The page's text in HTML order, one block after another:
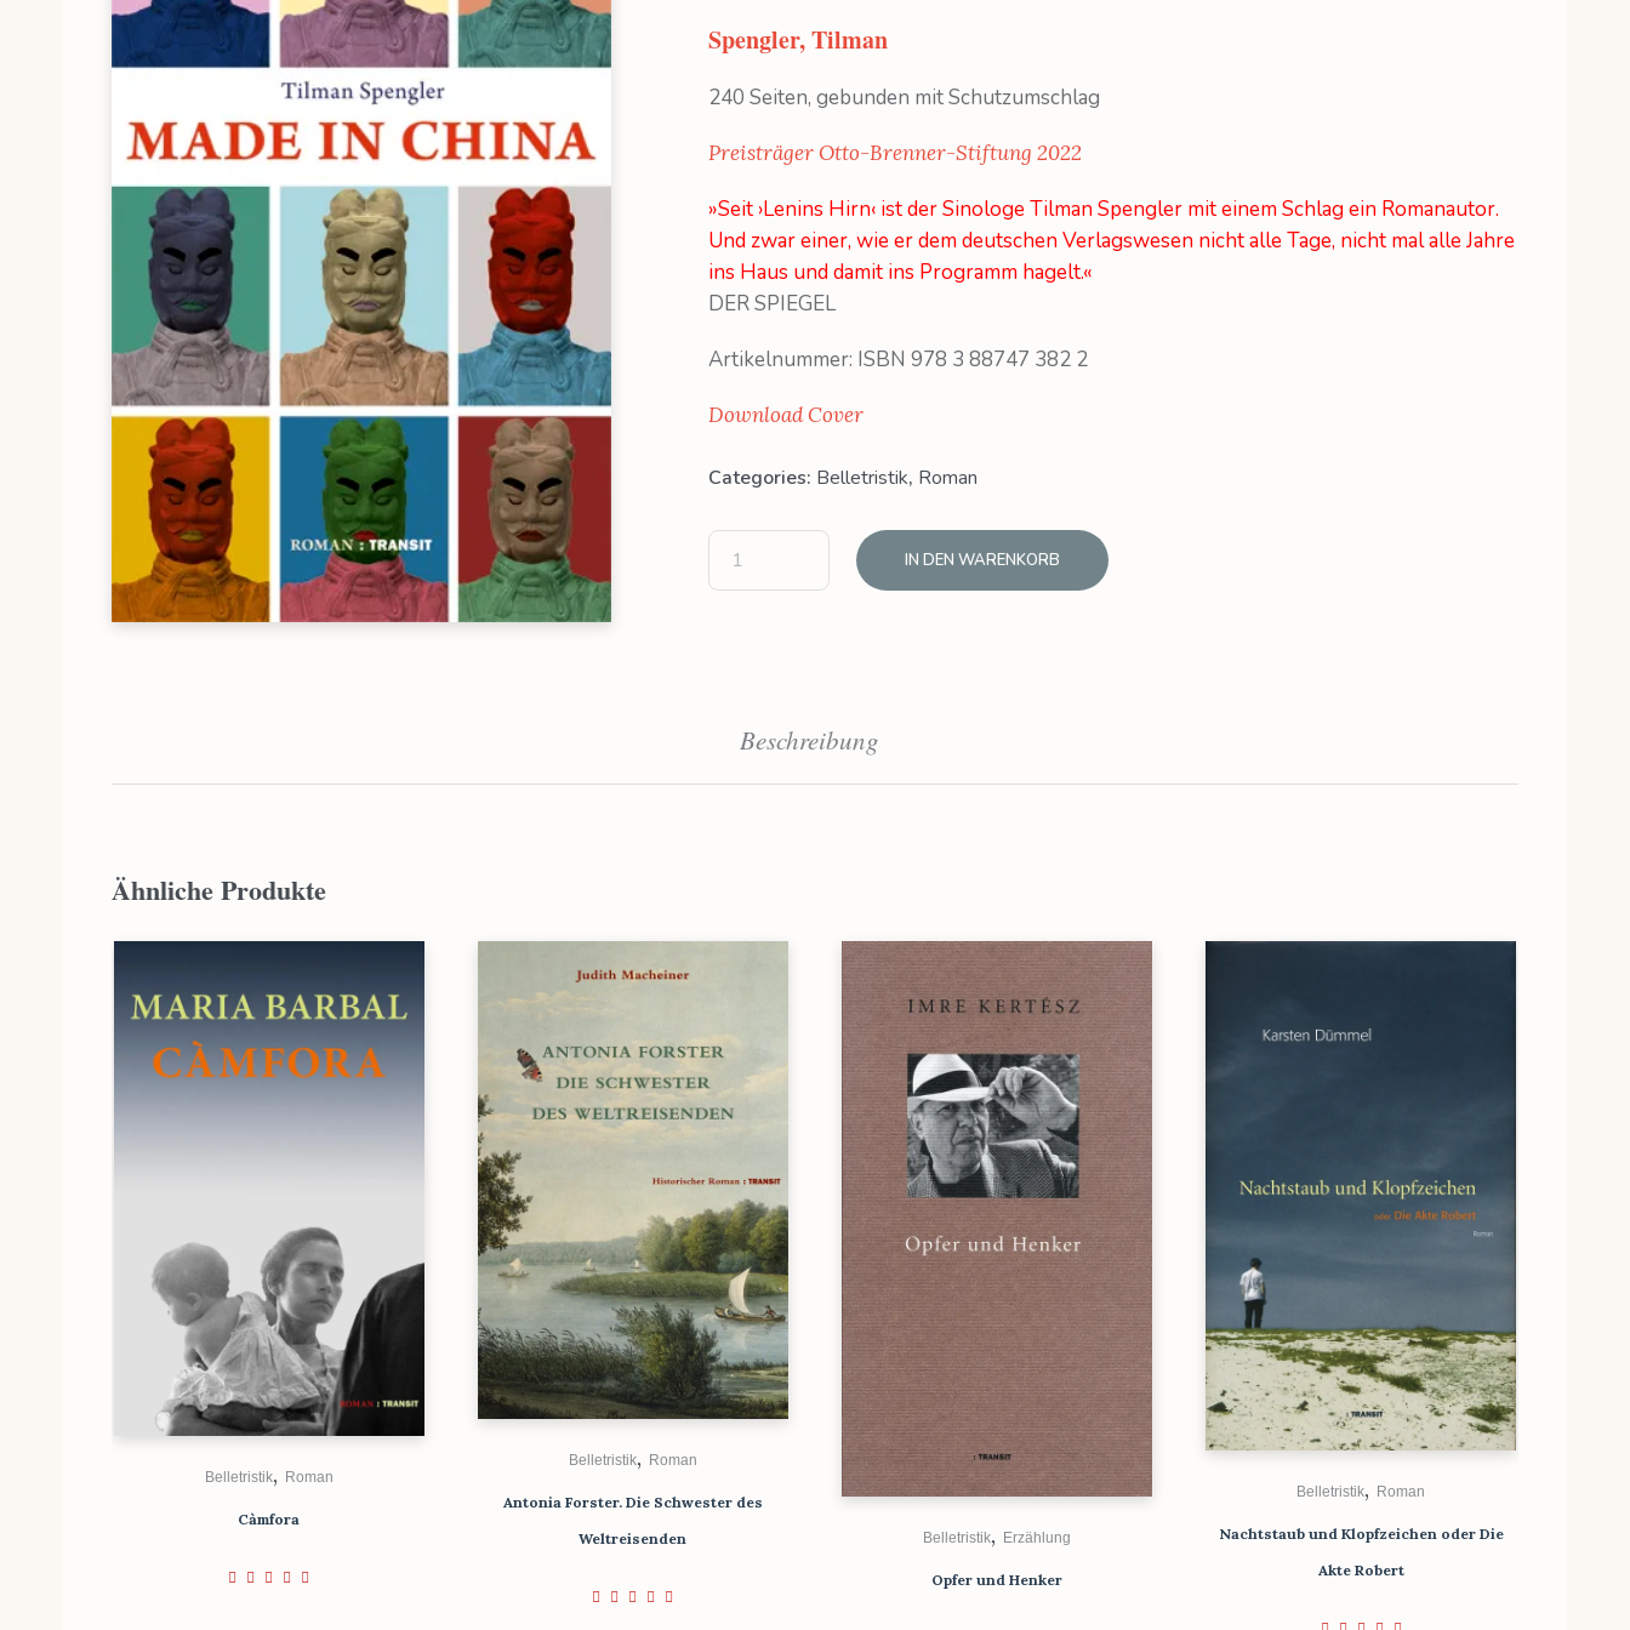
Spengler, Tilman
240 Seiten, gebunden mit Schutzumschlag
Preisträger Otto-Brenner-Stiftung 2022
»Seit ›Lenins Hirn‹ ist der Sinologe Tilman Spengler mit einem Schlag ein Romanautor.
Und zwar einer, wie er dem deutschen Verlagswesen nicht alle Tage, nicht mal alle Jahre
ins Haus und damit ins Programm hagelt.«
DER SPIEGEL
Artikelnummer: ISBN 978 3 88747 382 2
Download Cover
Categories: Belletristik, Roman
IN DEN WARENKORB
Beschreibung
Ähnliche Produkte
Belletristik, Roman
Càmfora
Belletristik, Roman
Antonia Forster. Die Schwester des
Weltreisenden
Belletristik, Erzählung
Opfer und Henker
Belletristik, Roman
Nachtstaub und Klopfzeichen oder Die
Akte Robert